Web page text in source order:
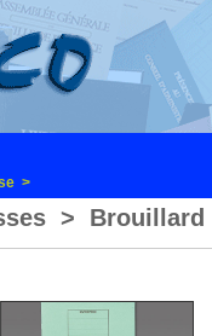
>
> Brouillard